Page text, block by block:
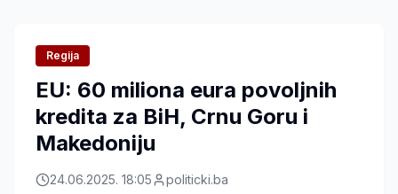
Regija
EU: 60 miliona eura povoljnih
kredita za BiH, Crnu Goru i
Makedoniju
24.06.2025. 18:05 politicki.ba